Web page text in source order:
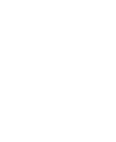
на
в любом материале и
в фирменных салонах,
по запросу.